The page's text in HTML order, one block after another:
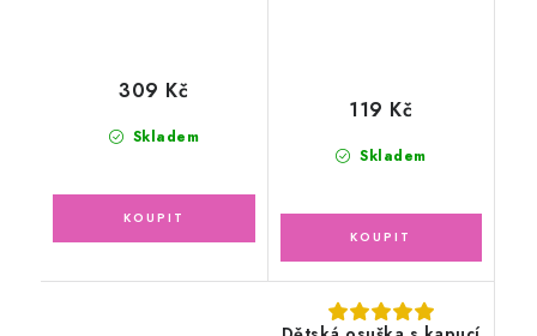
Skladem
309 Kč
Skladem
119 Kč